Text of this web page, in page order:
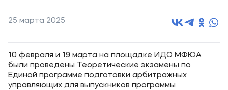
25 марта 2025
10 февраля и 19 марта на площадке ИДО МФЮА
были проведены Теоретические экзамены по
Единой программе подготовки арбитражных
управляющих для выпускников программы